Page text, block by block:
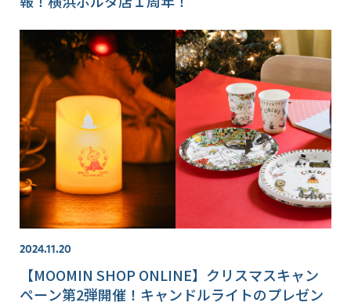
2024.11.20
【MOOMIN SHOP ONLINE】クリスマスキャン
ペーン第2弾開催！キャンドルライトのプレゼン